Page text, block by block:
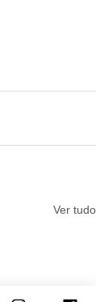
Ver tudo